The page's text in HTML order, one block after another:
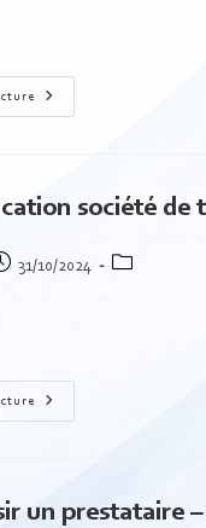
société de
31/10/2024
un prestataire